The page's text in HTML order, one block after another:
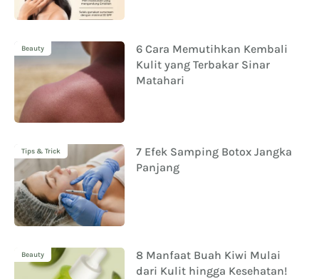
Beauty
6 Cara Memutihkan Kembali
Kulit yang Terbakar Sinar
Matahari
Tips & Trick
7 Efek Samping Botox Jangka
Panjang
Beauty
8 Manfaat Buah Kiwi Mulai
dari Kulit hingga Kesehatan!